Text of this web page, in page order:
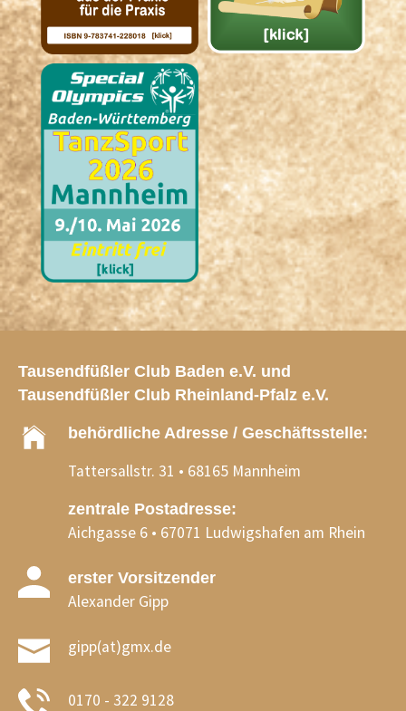
Tausendfüßler Club Baden e.V. und
Tausendfüßler Club Rheinland-Pfalz e.V.
behördliche Adresse / Geschäftsstelle:
Tattersallstr. 31 • 68165 Mannheim
zentrale Postadresse:
Aichgasse 6 • 67071 Ludwigshafen am Rhein
erster Vorsitzender
Alexander Gipp
gipp(at)gmx.de
0170 - 322 9128